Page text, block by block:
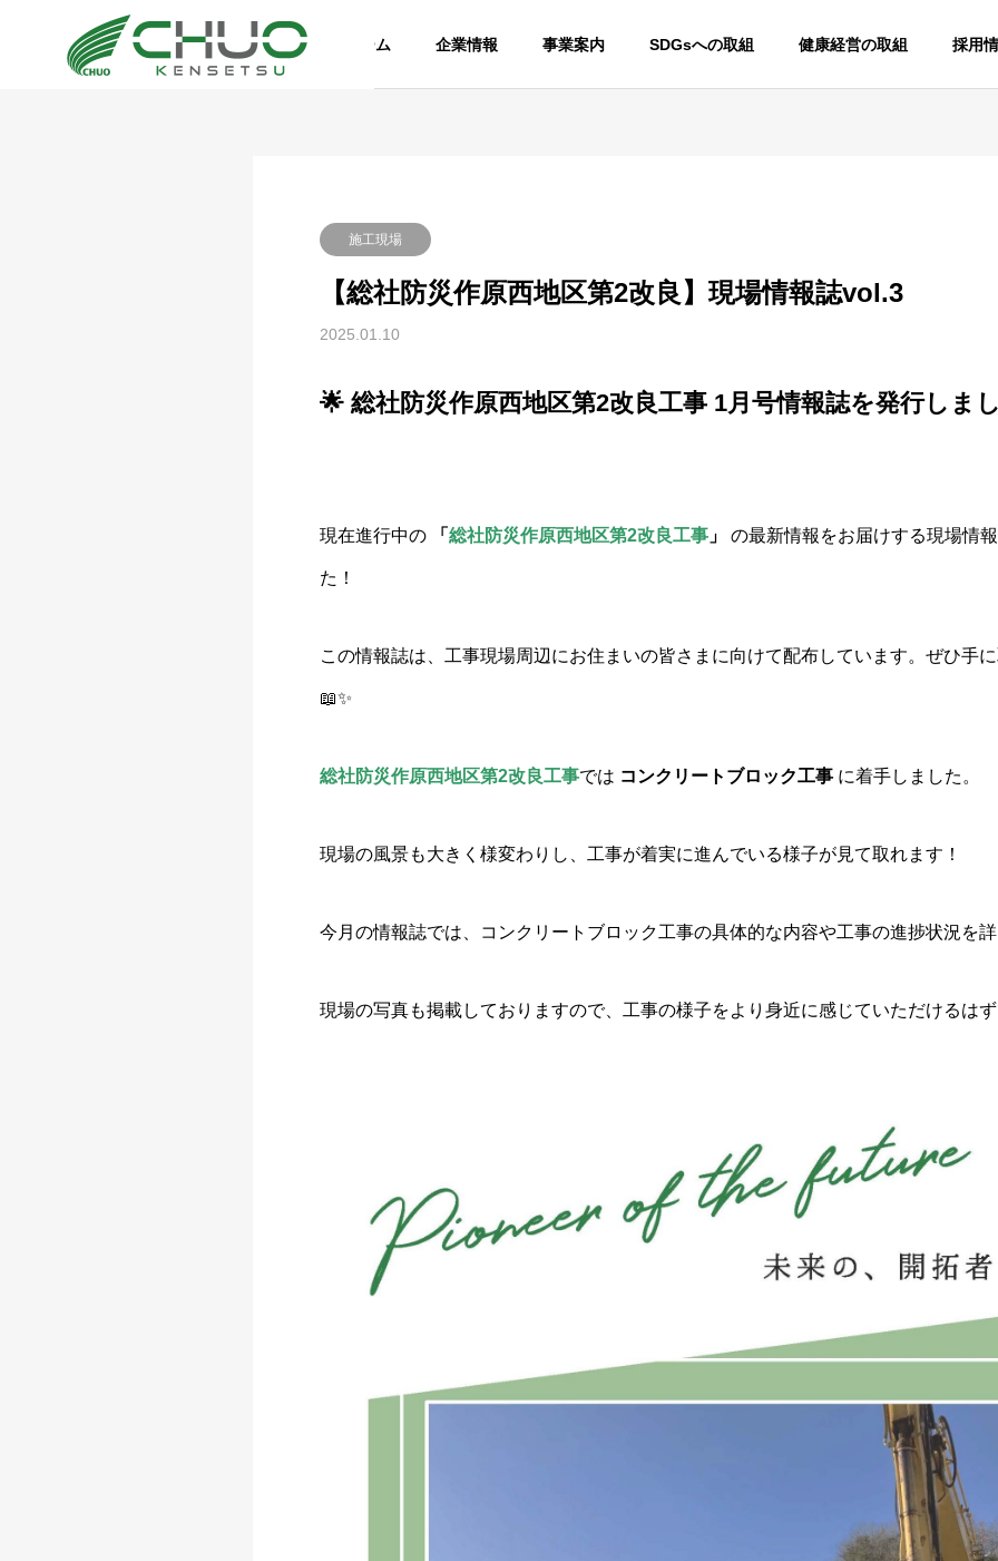
ホーム 企業情報 事業案内 SDGsへの取組 健康経営の取組 採用
施工現場
【総社防災作原西地区第2改良】現場情報誌vol.3
2025.01.10
🌟 総社防災作原西地区第2改良工事 1月号情報誌を発行しま
現在進行中の 「 総社防災作原西地区第2改良工事 」 の最新情報をお届けする現場情
た！
この情報誌は、工事現場周辺にお住まいの皆さまに向けて配布しています。ぜひ手
📖✨
総社防災作原西地区第2改良工事では コンクリートブロック工事 に着手しました。
現場の風景も大きく様変わりし、工事が着実に進んでいる様子が見て取れます！
今月の情報誌では、コンクリートブロック工事の具体的な内容や工事の進捗状況を
現場の写真も掲載しておりますので、工事の様子をより身近に感じていただけるは